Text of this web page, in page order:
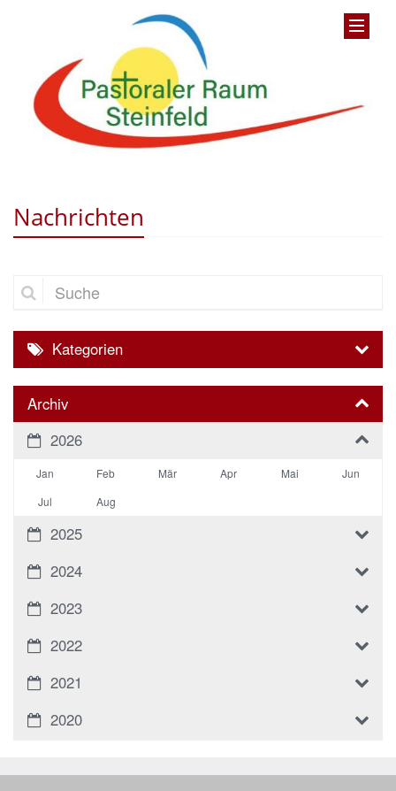
Nachrichten
Suche
Kategorien
Archiv
2026
Jan Feb Mär Apr Mai
Jun
Jul
Aug
2025
2024
2023
2022
2021
2020